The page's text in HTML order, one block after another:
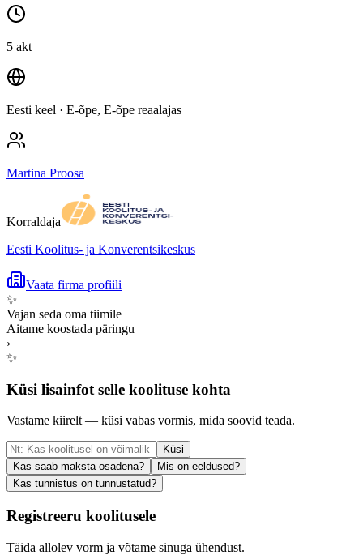
5 akt
Eesti keel · E-õpe, E-õpe reaalajas
Martina Proosa
Korraldaja
Eesti Koolitus- ja Konverentsikeskus
Vaata firma profiili
✨
Vajan seda oma tiimile
Aitame koostada päringu
›
✨
Küsi lisainfot selle koolituse kohta
Vastame kiirelt — küsi vabas vormis, mida soovid teada.
Küsi
Kas saab maksta osadena?
Mis on eeldused?
Kas tunnistus on tunnustatud?
Registreeru koolitusele
Täida allolev vorm ja võtame sinuga ühendust.